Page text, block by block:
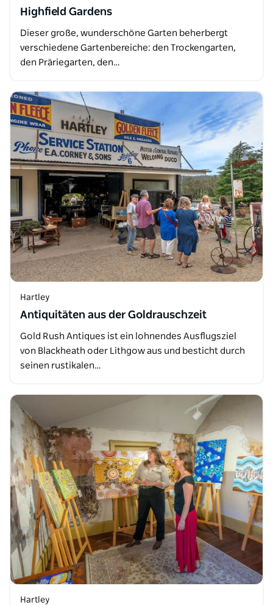
Highfield Gardens
Dieser große, wunderschöne Garten beherbergt
verschiedene Gartenbereiche: den Trockengarten,
den Präriegarten, den…
Hartley
Antiquitäten aus der Goldrauschzeit
Gold Rush Antiques ist ein lohnendes Ausflugsziel
von Blackheath oder Lithgow aus und besticht durch
seinen rustikalen…
Hartley